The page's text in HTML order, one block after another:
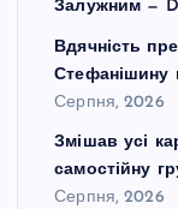
Залужним —
Вдячність
Стефанішину
Серпня, 2026
Змішав усі
самостійну
Серпня, 2026